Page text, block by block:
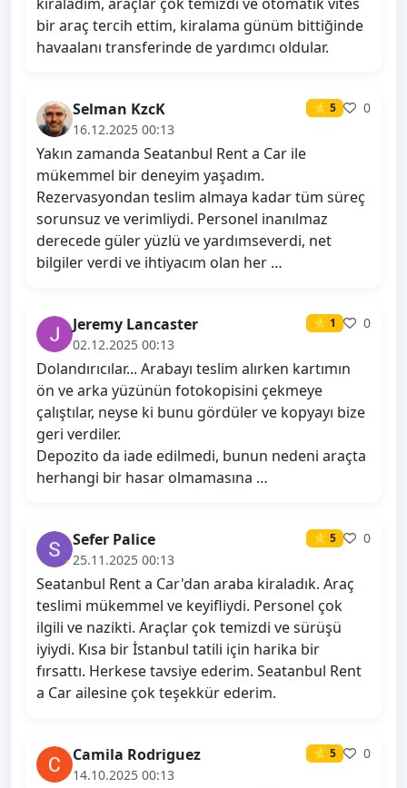
bir araç tercih ettim, kiralama günüm bittiğinde
havaalanı transferinde de yardımcı oldular.
Selman KzcK ⭐ 5
0
16.12.2025 00:13
Yakın zamanda Seatanbul Rent a Car ile
mükemmel bir deneyim yaşadım.
Rezervasyondan teslim almaya kadar tüm süreç
sorunsuz ve verimliydi. Personel inanılmaz
derecede güler yüzlü ve yardımseverdi, net
bilgiler verdi ve ihtiyacım olan her …
Jeremy Lancaster ⭐ 1
0
02.12.2025 00:13
Dolandırıcılar... Arabayı teslim alırken kartımın
ön ve arka yüzünün fotokopisini çekmeye
çalıştılar, neyse ki bunu gördüler ve kopyayı bize
geri verdiler.
Depozito da iade edilmedi, bunun nedeni araçta
herhangi bir hasar olmamasına …
Sefer Palice ⭐ 5
0
25.11.2025 00:13
Seatanbul Rent a Car'dan araba kiraladık. Araç
teslimi mükemmel ve keyifliydi. Personel çok
ilgili ve nazikti. Araçlar çok temizdi ve sürüşü
iyiydi. Kısa bir İstanbul tatili için harika bir
fırsattı. Herkese tavsiye ederim. Seatanbul Rent
a Car ailesine çok teşekkür ederim.
Camila Rodriguez ⭐ 5
0
14.10.2025 00:13